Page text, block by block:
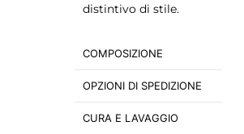
distintivo di stile.
COMPOSIZIONE
OPZIONI DI SPEDIZIONE
CURA E LAVAGGIO